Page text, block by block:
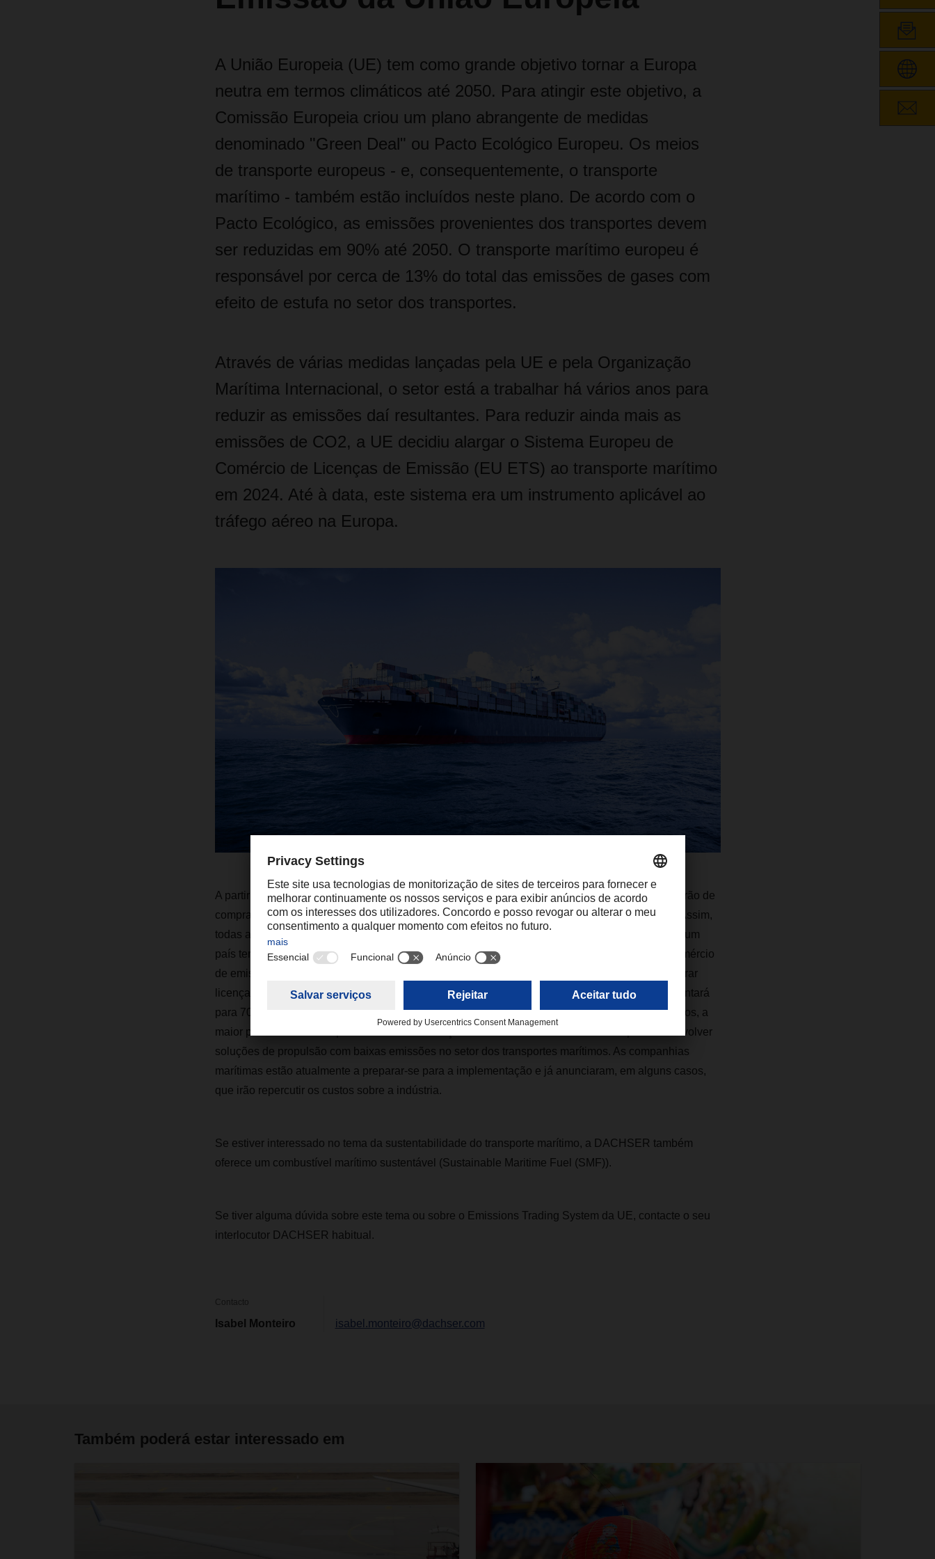
A União Europeia (UE) tem como grande objetivo tornar a Europa
neutra em termos climáticos até 2050. Para atingir este objetivo, a
Comissão Europeia criou um plano abrangente de medidas
denominado "Green Deal" ou Pacto Ecológico Europeu. Os meios
de transporte europeus - e, consequentemente, o transporte
marítimo - também estão incluídos neste plano. De acordo com o
Pacto Ecológico, as emissões provenientes dos transportes devem
ser reduzidas em 90% até 2050. O transporte marítimo europeu é
responsável por cerca de 13% do total das emissões de gases com
efeito de estufa no setor dos transportes.
Através de várias medidas lançadas pela UE e pela Organização
Marítima Internacional, o setor está a trabalhar há vários anos para
reduzir as emissões daí resultantes. Para reduzir ainda mais as
emissões de CO2, a UE decidiu alargar o Sistema Europeu de
Comércio de Licenças de Emissão (EU ETS) ao transporte marítimo
em 2024. Até à data, este sistema era um instrumento aplicável ao
tráfego aéreo na Europa.
A partir de 2024, os operadores de grandes navios que cheguem a portos da União Europeia terão de
comprar, gradualmente, licenças de emissão para as emissões de gases com efeito de estufa. Assim,
todas as viagens entre portos da UE e metade do percurso entre um porto da UE e um porto de um
país terceiro ficarão sujeitas ao regime de comércio de licenças de emissão. A obrigação de comércio
de emissões será introduzida por fases. Em 2024, as companhias de navegação terão de comprar
licenças de poluição para 40% do seu volume de emissões. Em 2025, essa percentagem aumentará
para 70% e, a partir de 2026, todas as emissões estarão sujeitas a uma taxa. Entre outros aspetos, a
maior parte das receitas provenientes das licenças de emissão deverá ser utilizada para desenvolver
soluções de propulsão com baixas emissões no setor dos transportes marítimos. As companhias
marítimas estão atualmente a preparar-se para a implementação e já anunciaram, em alguns casos,
que irão repercutir os custos sobre a indústria.
Se estiver interessado no tema da sustentabilidade do transporte marítimo, a DACHSER também
oferece um combustível marítimo sustentável (Sustainable Maritime Fuel (SMF)).
Se tiver alguma dúvida sobre este tema ou sobre o Emissions Trading System da UE, contacte o seu
interlocutor DACHSER habitual.
Contacto
Isabel Monteiro isabel.monteiro@dachser.com
Também poderá estar interessado em